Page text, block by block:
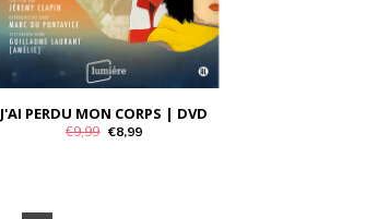
J'AI PERDU MON CORPS | DVD
€9,99 €8,99